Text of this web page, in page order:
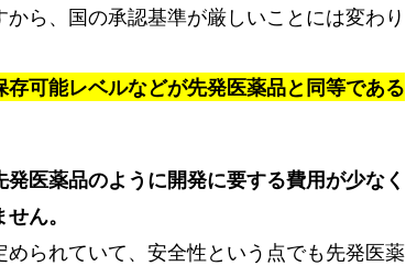
ら、国の承認基準が厳しいことには変わり
可能レベルなどが先発医薬品と同等である
発医薬品のように開発に要する費用が少なく
ん。
られていて、安全性という点でも先発医薬